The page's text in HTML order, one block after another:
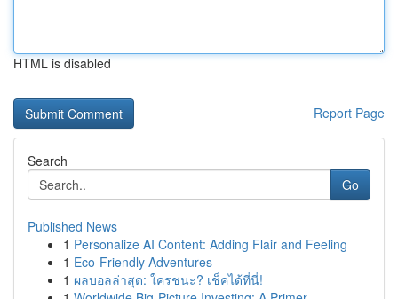
HTML is disabled
Report Page
Search
Go
Published News
1 Personalize AI Content: Adding Flair and Feeling
1 Eco-Friendly Adventures
1 ผลบอลล่าสุด: ใครชนะ? เช็คได้ที่นี่!